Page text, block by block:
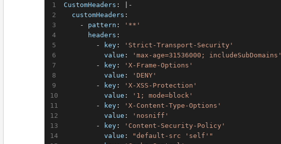
CustomHeaders : |-
customHeaders :
    -
pattern :
'**'
headers :
        -
key :
'Strict-Transport-Security'
value :
'max-age=31536000; includeSubDomains'
        -
key :
'X-Frame-Options'
value :
'DENY'
        -
key :
'X-XSS-Protection'
value :
'1; mode=block'
        -
key :
'X-Content-Type-Options'
value :
'nosniff'
        -
key :
'Content-Security-Policy'
value :
"default-src 'self'"